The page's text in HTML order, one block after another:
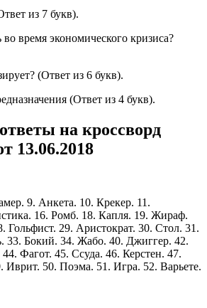
из 7 букв).
во время экономического кризиса?
(Ответ из 6 букв).
(Ответ из 4 букв).
на кроссворд
13.06.2018
9. Анкета. 10. Крекер. 11.
16. Ромб. 18. Капля. 19. Жираф.
Гольфист. 29. Аристократ. 30. Стол. 31.
33. Бокий. 34. Жабо. 40. Джиггер. 42.
Фагот. 45. Ссуда. 46. Керстен. 47.
Иврит. 50. Поэма. 51. Игра. 52. Варьете.